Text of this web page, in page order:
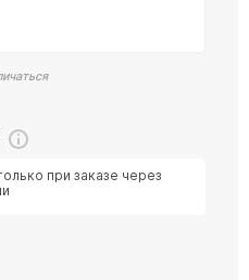
при заказе через